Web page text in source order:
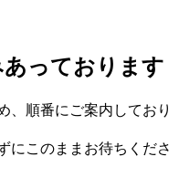
っております
、順番にご案内しており
にこのままお待ちくださ